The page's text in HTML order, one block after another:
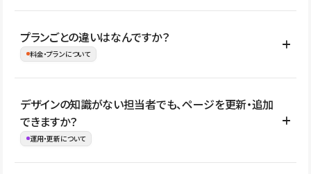
イト全体のデザインや設定がそのまま移行されるわけではないた
め、移行後にページ構成やデザイン、CMS設計、URL・リダイレク
はい。アクセス規模が大きいサイトや、複数部門での運用、権限管
理、セキュリティ確認、既存システムとの連携など、個別の要件が
ない段階でも、お問い合わせください。
お問合せはこちら
プランごとの違いはなんですか？
料金・プランについて
公開ページ数、バージョン履歴の期間、CMS利用数の上限、権限
管理の有無などがプランごとに異なります。詳しくは料金プランペ
ージをご覧ください。
デザインの知識がない担当者でも、ページを更新・追加
できますか？
運用・更新について